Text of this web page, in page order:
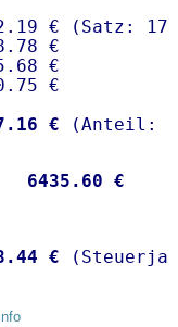
€ (Satz:
€
€
€
€
6435.60 €
€